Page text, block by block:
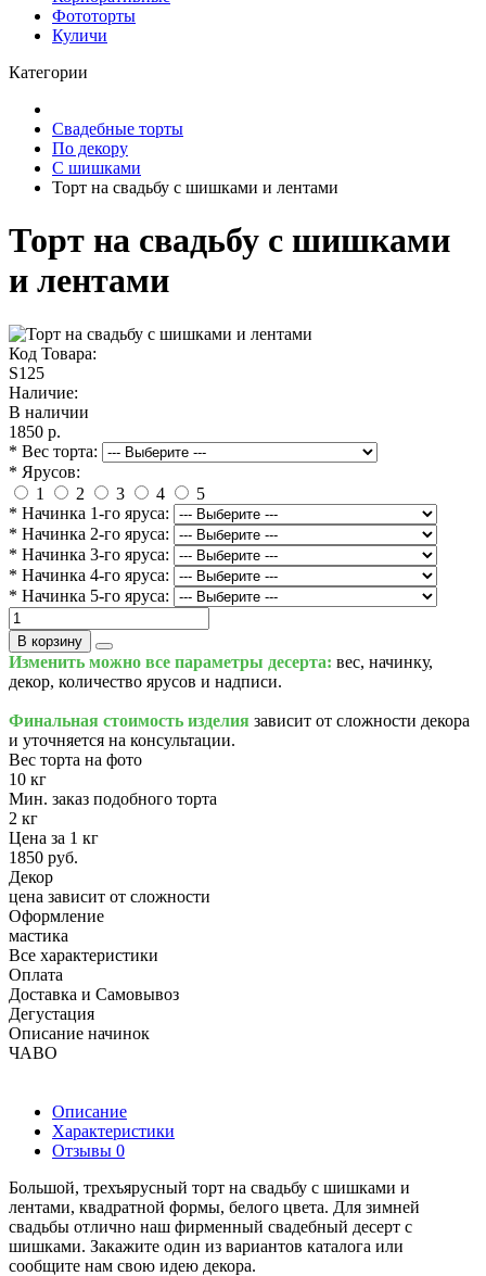
Фототорты
Куличи
Категории
Свадебные торты
По декору
С шишками
Торт на свадьбу с шишками и лентами
Торт на свадьбу с шишками
и лентами
Код Товара:
S125
Наличие:
В наличии
1850 р.
* Вес торта:
* Ярусов:
1
2 3 4
5
* Начинка 1-го яруса:
* Начинка 2-го яруса:
* Начинка 3-го яруса:
* Начинка 4-го яруса:
* Начинка 5-го яруса:
В корзину
Изменить можно все параметры десерта: вес, начинку,
декор, количество ярусов и надписи.
Финальная стоимость изделия зависит от сложности декора
и уточняется на консультации.
Вес торта на фото
10 кг
Мин. заказ подобного торта
2 кг
Цена за 1 кг
1850 руб.
Декор
цена зависит от сложности
Оформление
мастика
Все характеристики
Оплата
Доставка и Самовывоз
Дегустация
Описание начинок
ЧАВО
Описание
Характеристики
Отзывы 0
Большой, трехъярусный торт на свадьбу с шишками и
лентами, квадратной формы, белого цвета. Для зимней
свадьбы отлично наш фирменный свадебный десерт с
шишками. Закажите один из вариантов каталога или
сообщите нам свою идею декора.